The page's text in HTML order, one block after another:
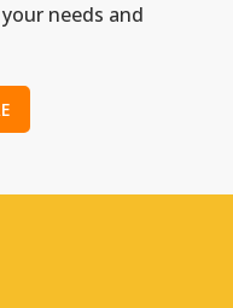
needs and